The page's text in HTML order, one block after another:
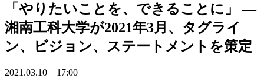
「やりたいことを、できることに」 —
湘南工科大学が2021年3月、タグライ
ン、ビジョン、ステートメントを策定
2021.03.10 17:00